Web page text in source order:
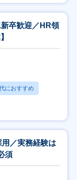
卒歓迎／HR領
におすすめ
／実務経験は
須